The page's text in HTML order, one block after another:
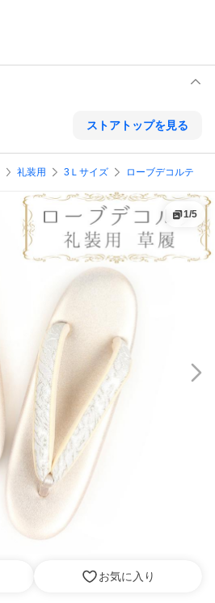
ストアトップを見る
礼装用 3Ｌサイズ ローブデコルテ
1/5
お気に入り